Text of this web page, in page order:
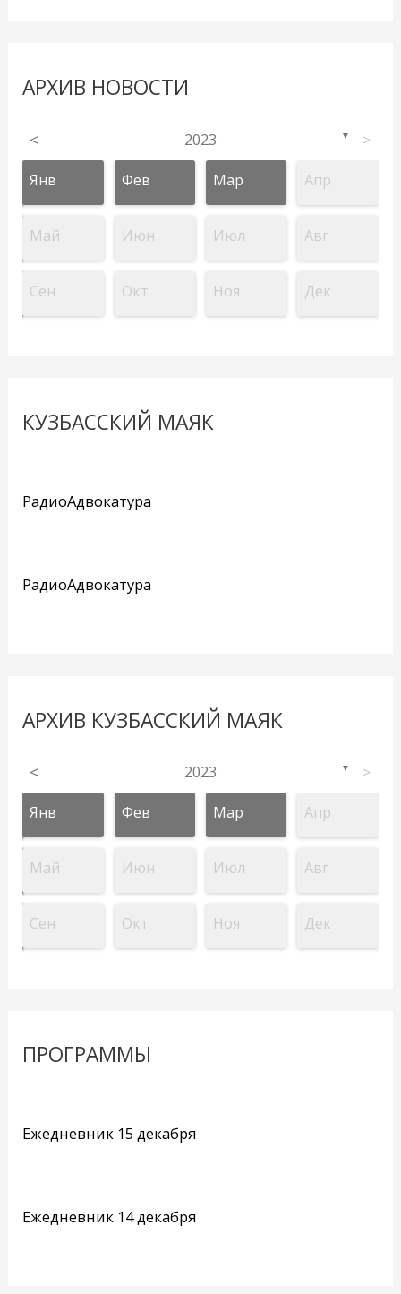
АРХИВ НОВОСТИ
< 2023 ▼ >
Янв Фев Мар Апр
Май Июн Июл Авг
Сен Окт Ноя Дек
КУЗБАССКИЙ МАЯК
РадиоАдвокатура
РадиоАдвокатура
АРХИВ КУЗБАССКИЙ МАЯК
< 2023 ▼ >
Янв Фев Мар Апр
Май Июн Июл Авг
Сен Окт Ноя Дек
ПРОГРАММЫ
Ежедневник 15 декабря
Ежедневник 14 декабря